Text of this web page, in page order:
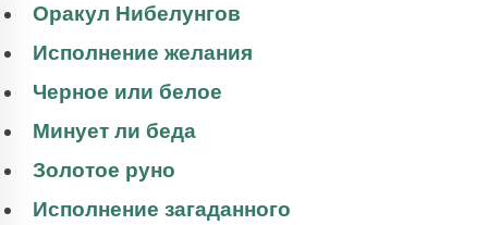
Оракул Нибелунгов
Исполнение желания
Черное или белое
Минует ли беда
Золотое руно
Исполнение загаданного